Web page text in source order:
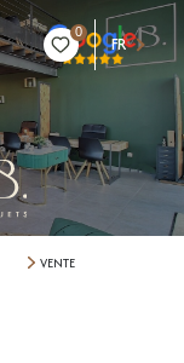
0
FR
VENTE